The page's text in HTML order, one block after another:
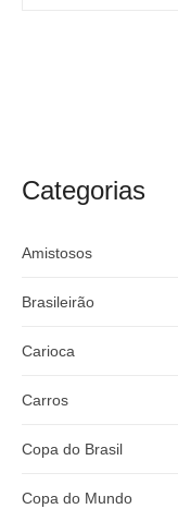
argentino
Categorias
Amistosos
Brasileirão
Carioca
Carros
Copa do Brasil
Copa do Mundo